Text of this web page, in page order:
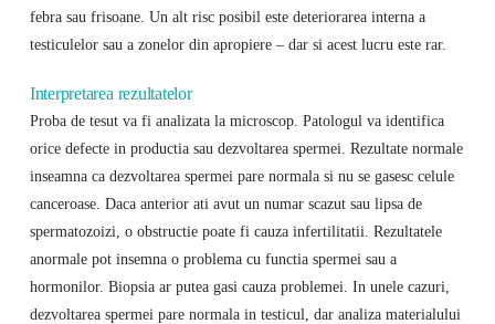
febra sau frisoane. Un alt risc posibil este deteriorarea interna a
testiculelor sau a zonelor din apropiere – dar si acest lucru este rar.
Interpretarea rezultatelor
Proba de tesut va fi analizata la microscop. Patologul va identifica
orice defecte in productia sau dezvoltarea spermei. Rezultate normale
inseamna ca dezvoltarea spermei pare normala si nu se gasesc celule
canceroase. Daca anterior ati avut un numar scazut sau lipsa de
spermatozoizi, o obstructie poate fi cauza infertilitatii. Rezultatele
anormale pot insemna o problema cu functia spermei sau a
hormonilor. Biopsia ar putea gasi cauza problemei. In unele cazuri,
dezvoltarea spermei pare normala in testicul, dar analiza materialului